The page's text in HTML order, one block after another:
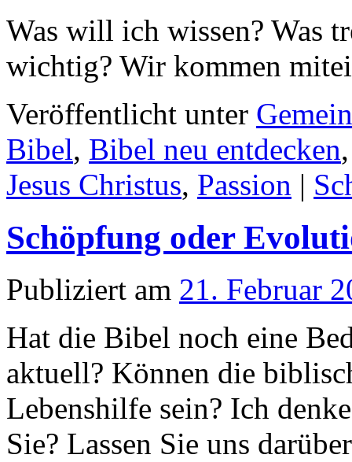
Was will ich wissen? Was
wichtig? Wir kommen
Veröffentlicht unter
Bibel, Bibel neu entdecken
Jesus Christus, Passion |
Schöpfung oder
Publiziert am 21. Februar
Hat die Bibel noch eine
aktuell? Können die
Lebenshilfe sein? Ich
Sie? Lassen Sie uns